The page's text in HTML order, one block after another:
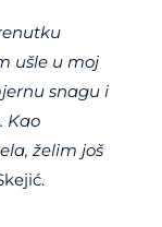
ušle u moj
snagu i
Kao
želim još